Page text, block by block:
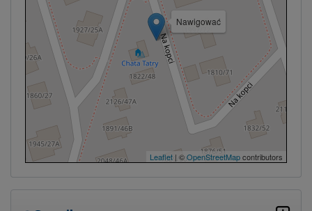
Nawigować
Leaflet | ©OpenStreetMapcontributors